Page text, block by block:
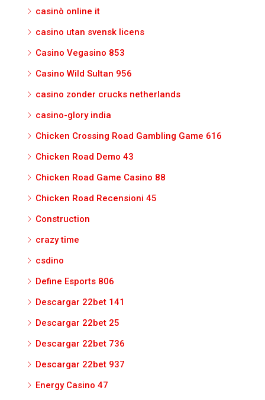
casinò online it
casino utan svensk licens
Casino Vegasino 853
Casino Wild Sultan 956
casino zonder crucks netherlands
casino-glory india
Chicken Crossing Road Gambling Game 616
Chicken Road Demo 43
Chicken Road Game Casino 88
Chicken Road Recensioni 45
Construction
crazy time
csdino
Define Esports 806
Descargar 22bet 141
Descargar 22bet 25
Descargar 22bet 736
Descargar 22bet 937
Energy Casino 47